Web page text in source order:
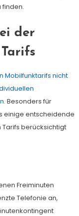
finden.
der
Mobilfunktarifs nicht
Besonders für
einige entscheidende
berücksichtigt
Freiminuten
Telefonie an,